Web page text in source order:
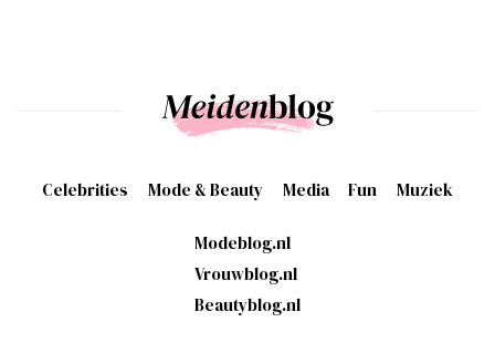
Celebrities Mode & Beauty Media Fun Muziek
Modeblog.nl
Vrouwblog.nl
Beautyblog.nl